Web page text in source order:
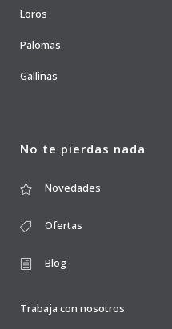
Loros
Palomas
Gallinas
No te pierdas nada
Novedades
Ofertas
Blog
Trabaja con nosotros